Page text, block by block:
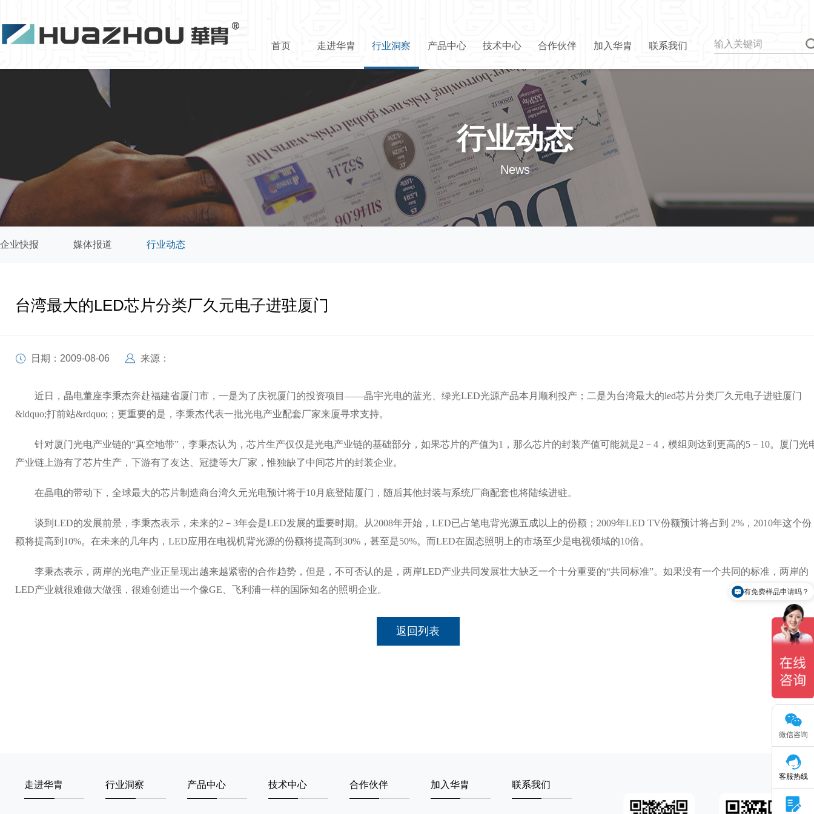
首页 走进华胄 行业洞察 产品中心 技术中心 合作伙伴 加入华胄 联系我们
行业动态
News
企业快报 媒体报道 行业动态
台湾最大的LED芯片分类厂久元电子进驻厦门
日期：2009-08-06 来源：
近日，晶电董座李秉杰奔赴福建省厦门市，一是为了庆祝厦门的投资项目——晶宇光电的蓝光、绿光LED光源产品本月顺利投产；二是为台湾最大的led芯片分类厂久元电子进驻厦门
&ldquo;打前站&rdquo;；更重要的是，李秉杰代表一批光电产业配套厂家来厦寻求支持。
针对厦门光电产业链的“真空地带”，李秉杰认为，芯片生产仅仅是光电产业链的基础部分，如果芯片的产值为1，那么芯片的封装产值可能就是2－4，模组则达到更高的5－10。厦门光
产业链上游有了芯片生产，下游有了友达、冠捷等大厂家，惟独缺了中间芯片的封装企业。
在晶电的带动下，全球最大的芯片制造商台湾久元光电预计将于10月底登陆厦门，随后其他封装与系统厂商配套也将陆续进驻。
谈到LED的发展前景，李秉杰表示，未来的2－3年会是LED发展的重要时期。从2008年开始，LED已占笔电背光源五成以上的份额；2009年LED TV份额预计将占到 2%，2010年这个份
额将提高到10%。在未来的几年内，LED应用在电视机背光源的份额将提高到30%，甚至是50%。而LED在固态照明上的市场至少是电视领域的10倍。
李秉杰表示，两岸的光电产业正呈现出越来越紧密的合作趋势，但是，不可否认的是，两岸LED产业共同发展壮大缺乏一个十分重要的“共同标准”。如果没有一个共同的标准，两岸的
LED产业就很难做大做强，很难创造出一个像GE、飞利浦一样的国际知名的照明企业。
返回列表
走进华胄 行业洞察 产品中心 技术中心 合作伙伴 加入华胄 联系我们
微信咨询
客服热线
有免费样品申请吗？